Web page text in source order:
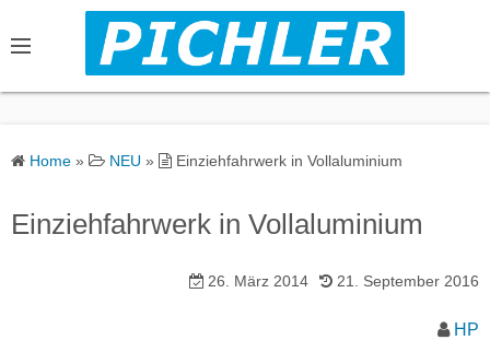
p
Home » NEU » Einziehfahrwerk in Vollaluminium
Einziehfahrwerk in Vollaluminium
26. März 2014 21. September 2016
HP